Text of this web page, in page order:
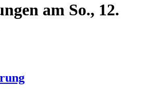
am So., 12.